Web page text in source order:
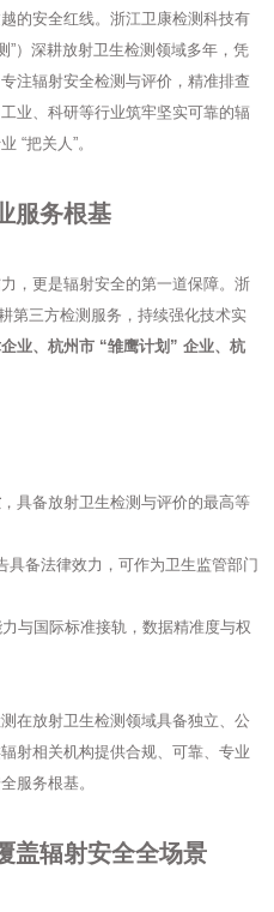
的安全红线。浙江卫康检测科技有
”）深耕放射卫生检测领域多年，凭
专注辐射安全检测与评价，精准排查
业、科研等行业筑牢坚实可靠的辐
“把关人”。
服务根基
，更是辐射安全的第一道保障。浙
第三方检测服务，持续强化技术实
业、杭州市 “雏鹰计划” 企业、杭
，具备放射卫生检测与评价的最高等
具备法律效力，可作为卫生监管部门
力与国际标准接轨，数据精准度与权
在放射卫生检测领域具备独立、公
射相关机构提供合规、可靠、专业
服务根基。
盖辐射安全全场景